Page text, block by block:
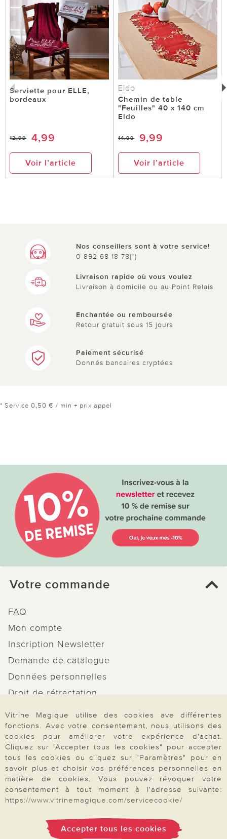
Serviette pour ELLE,
bordeaux
12,99 4,99
Voir l’article
Eldo
Chemin de table
"Feuilles" 40 x 140 cm
Eldo
14,99 9,99
Voir l’article
Nos conseillers sont à votre service!
0 892 68 18 78(*)
Livraison rapide où vous voulez
Livraison à domicile ou au Point Relais
Enchantée ou remboursée
Retour gratuit sous 15 jours
Paiement sécurisé
Donnés bancaires cryptées
* Service 0,50 € / min + prix appel
Votre commande
FAQ
Mon compte
Inscription Newsletter
Demande de catalogue
Données personnelles
Droit de rétractation
Rétractation
Paiement & Livraison
À propos de nous
Vitrine Magique utilise des cookies ave différentes
fonctions. Avec votre consentement, nous utilisons des
cookies pour améliorer votre expérience d'achat.
Cliquez sur "Accepter tous les cookies" pour accepter
tous les cookies ou cliquez sur "Paramètres" pour en
savoir plus et choisir vos préférences personnelles en
matière de cookies. Vous pouvez révoquer votre
consentement à tout moment à l'adresse suivante:
https://www.vitrinemagique.com/servicecookie/
Accepter tous les cookies